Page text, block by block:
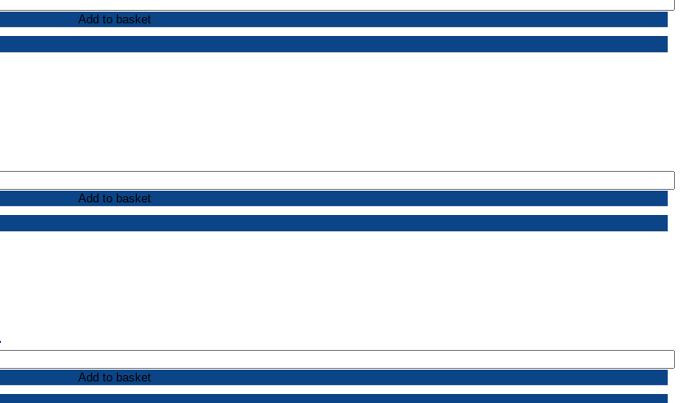
Add to basket
Add to basket
Add to basket